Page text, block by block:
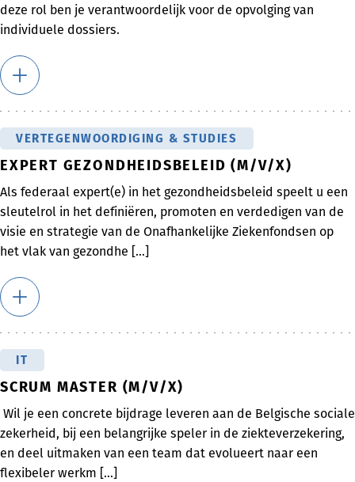
deze rol ben je verantwoordelijk voor de opvolging van
individuele dossiers.
VERTEGENWOORDIGING & STUDIES
EXPERT GEZONDHEIDSBELEID (M/V/X)
Als federaal expert(e) in het gezondheidsbeleid speelt u een
sleutelrol in het definiëren, promoten en verdedigen van de
visie en strategie van de Onafhankelijke Ziekenfondsen op
het vlak van gezondhe [...]
IT
SCRUM MASTER (M/V/X)
Wil je een concrete bijdrage leveren aan de Belgische sociale
zekerheid, bij een belangrijke speler in de ziekteverzekering,
en deel uitmaken van een team dat evolueert naar een
flexibeler werkm [...]